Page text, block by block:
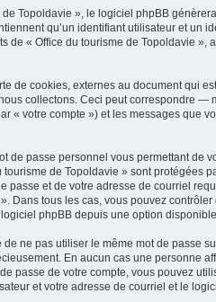
Topoldavie », le logiciel phpBB
qu’un identifiant utilisateur et un
« Office du tourisme de Topoldavie »,
de cookies, externes au document qui
collectons. Ceci peut correspondre —
« votre compte ») et les messages que
de passe personnel vous permettant de
de Topoldavie » sont protégées
et de votre adresse de courriel
Dans tous les cas, vous pouvez
phpBB depuis une option disponible
ne pas utiliser le même mot de passe
En aucun cas une personne
passe de votre compte, vous pouvez
et votre adresse de courriel et le